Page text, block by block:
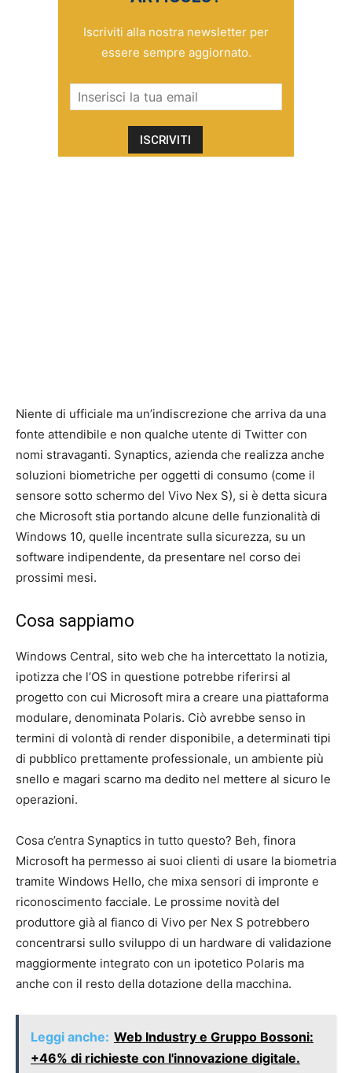
Iscriviti alla nostra newsletter per
essere sempre aggiornato.
Niente di ufficiale ma un’indiscrezione che arriva da una
fonte attendibile e non qualche utente di Twitter con
nomi stravaganti. Synaptics, azienda che realizza anche
soluzioni biometriche per oggetti di consumo (come il
sensore sotto schermo del Vivo Nex S), si è detta sicura
che Microsoft stia portando alcune delle funzionalità di
Windows 10, quelle incentrate sulla sicurezza, su un
software indipendente, da presentare nel corso dei
prossimi mesi.
Cosa sappiamo
Windows Central, sito web che ha intercettato la notizia,
ipotizza che l’OS in questione potrebbe riferirsi al
progetto con cui Microsoft mira a creare una piattaforma
modulare, denominata Polaris. Ciò avrebbe senso in
termini di volontà di render disponibile, a determinati tipi
di pubblico prettamente professionale, un ambiente più
snello e magari scarno ma dedito nel mettere al sicuro le
operazioni.
Cosa c’entra Synaptics in tutto questo? Beh, finora
Microsoft ha permesso ai suoi clienti di usare la biometria
tramite Windows Hello, che mixa sensori di impronte e
riconoscimento facciale. Le prossime novità del
produttore già al fianco di Vivo per Nex S potrebbero
concentrarsi sullo sviluppo di un hardware di validazione
maggiormente integrato con un ipotetico Polaris ma
anche con il resto della dotazione della macchina.
Leggi anche: Web Industry e Gruppo Bossoni:
+46% di richieste con l'innovazione digitale.